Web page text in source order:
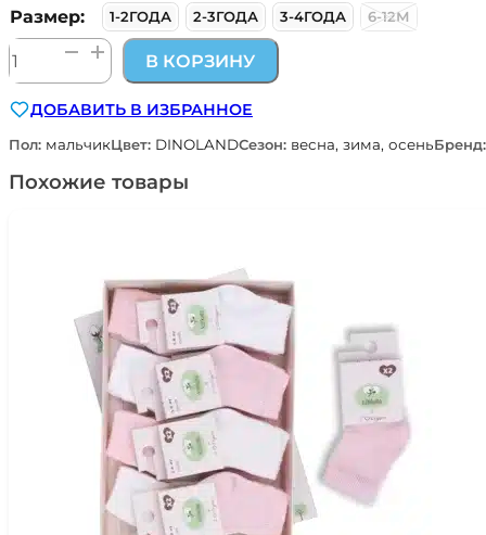
Размер: 1-2ГОДА 2-3ГОДА 3-4ГОДА 6-12М
Количество
товара
стеганая
куртка
с
капюшоном
В КОРЗИНУ
ДОБАВИТЬ В ИЗБРАННОЕ
Пол: мальчикЦвет: DINOLANDСезон: весна, зима, осень
Похожие товары